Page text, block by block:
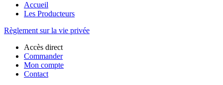
Accueil
Les Producteurs
Règlement sur la vie privée
Accès direct
Commander
Mon compte
Contact